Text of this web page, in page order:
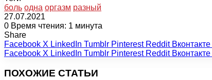
боль одна оргазм разный
27.07.2021
0 Время чтения: 1 минута
Share
Facebook X LinkedIn Tumblr Pinterest Reddit Вконтакте
Facebook X LinkedIn Tumblr Pinterest Reddit Вконтакте
ПОХОЖИЕ СТАТЬИ